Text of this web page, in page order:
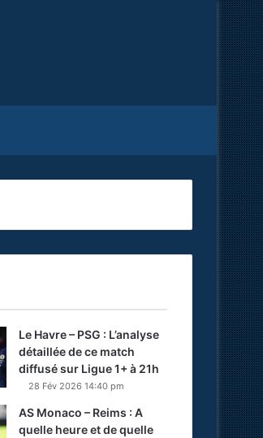
Le Havre – PSG : L’analyse
détaillée de ce match
diffusé sur Ligue 1+ à 21h
28 Fév 2026 14:40 pm
AS Monaco – Reims : A
quelle heure et de quelle